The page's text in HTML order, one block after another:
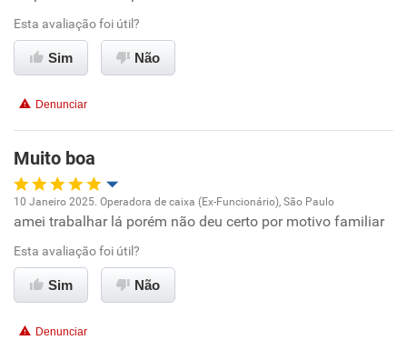
Ambiente de trabalho
Benefícios
Não recomenda esta empresa
Não recomenda a diretoria
Esta avaliação foi útil?
Sim Não
Denunciar
Muito boa
Oportunidade de promoção
Ambiente de trabalho
10 Janeiro 2025. Operadora de caixa (Ex-Funcionário), São Paulo
amei trabalhar lá porém não deu certo por motivo familiar
Esta avaliação foi útil?
Sim Não
Denunciar